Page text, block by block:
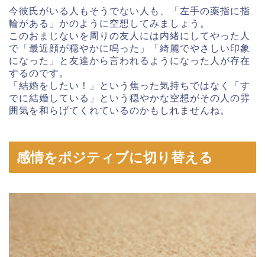
今彼氏がいる人もそうでない人も、「左手の薬指に指
輪がある」かのように空想してみましょう。
このおまじないを周りの友人には内緒にしてやった人
で「最近顔が穏やかに鳴った」「綺麗でやさしい印象
になった」と友達から言われるようになった人が存在
するのです。
「結婚をしたい！」という焦った気持ちではなく「す
でに結婚している」という穏やかな空想がその人の雰
囲気を和らげてくれているのかもしれませんね。
感情をポジティブに切り替える